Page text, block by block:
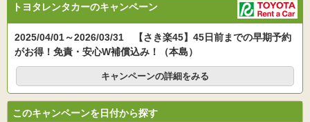
トヨタレンタカーのキャンペーン
2025/04/01～2026/03/31 【さき楽45】45日前までの早期予約
がお得！免責・安心W補償込み！（本島）
キャンペーンの詳細をみる
このキャンペーンを日付から探す